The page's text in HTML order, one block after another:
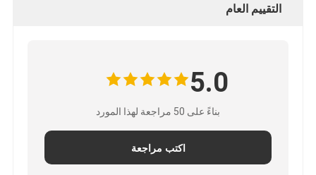
التقييم العام
5.0
بناءً على 50 مراجعة لهذا المورد
اكتب مراجعة